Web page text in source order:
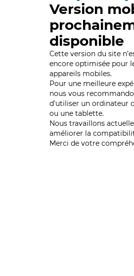
Version
disponible
Cette version du site
encore optimisée pour
appareils mobiles.
Pour une meilleure
nous vous
d'utiliser un ordinateur
ou une tablette.
Nous travaillons
améliorer la
Merci de votre